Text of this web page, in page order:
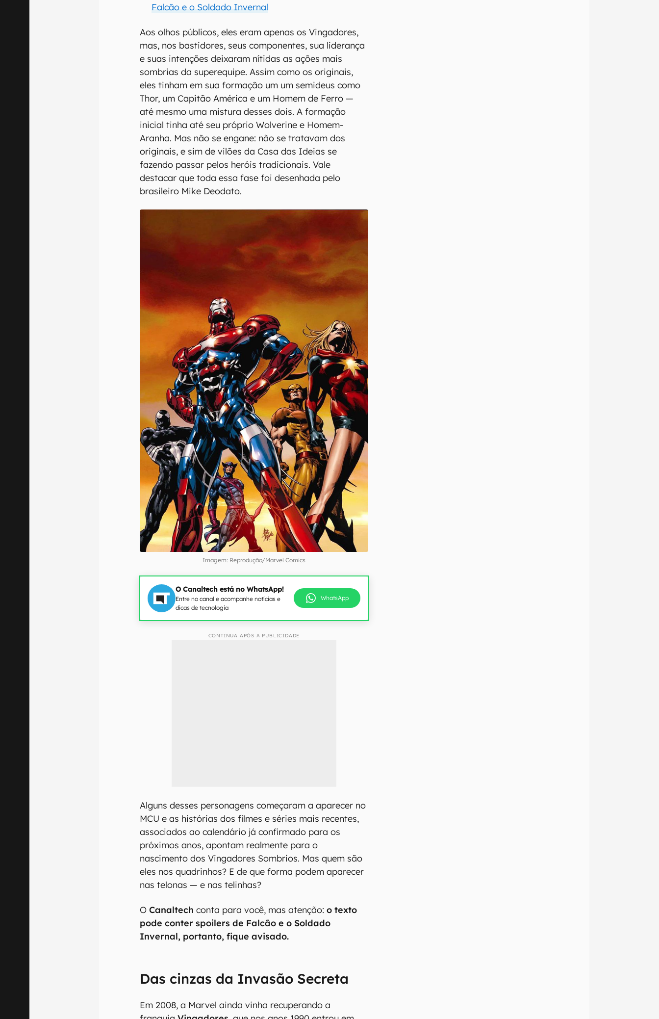
Falcão e o Soldado Invernal
Aos olhos públicos, eles eram apenas os Vingadores,
mas, nos bastidores, seus componentes, sua liderança
e suas intenções deixaram nítidas as ações mais
sombrias da superequipe. Assim como os originais,
eles tinham em sua formação um um semideus como
Thor, um Capitão América e um Homem de Ferro —
até mesmo uma mistura desses dois. A formação
inicial tinha até seu próprio Wolverine e Homem-
Aranha. Mas não se engane: não se tratavam dos
originais, e sim de vilões da Casa das Ideias se
fazendo passar pelos heróis tradicionais. Vale
destacar que toda essa fase foi desenhada pelo
brasileiro Mike Deodato.
Imagem: Reprodução/Marvel Comics
O Canaltech está no WhatsApp!
Entre no canal e acompanhe notícias e
dicas de tecnologia
WhatsApp
CONTINUA APÓS A PUBLICIDADE
Alguns desses personagens começaram a aparecer no
MCU e as histórias dos filmes e séries mais recentes,
associados ao calendário já confirmado para os
próximos anos, apontam realmente para o
nascimento dos Vingadores Sombrios. Mas quem são
eles nos quadrinhos? E de que forma podem aparecer
nas telonas — e nas telinhas?
OCanaltech conta para você, mas atenção: o texto
pode conter spoilers de Falcão e o Soldado
Invernal, portanto, fique avisado.
Das cinzas da Invasão Secreta
Em 2008, a Marvel ainda vinha recuperando a